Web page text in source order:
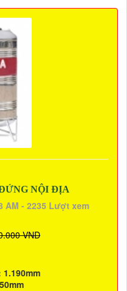
NỘI ĐỊA
AM - 2235 Lượt xem
VND